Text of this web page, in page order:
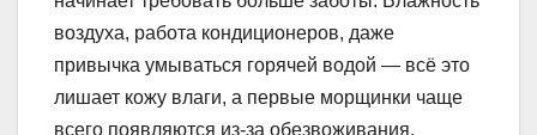
воздуха, работа кондиционеров, даже
привычка умываться горячей водой — всё это
лишает кожу влаги, а первые морщинки чаще
всего появляются из-за обезвоживания.